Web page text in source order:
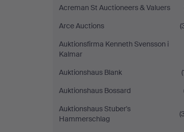
Acreman St Auctioneers & Valuers
Arce Auctions
Auktionsfirma Kenneth Svensson i
Kalmar
Auktionshaus Blank
Auktionshaus Bossard
Auktionshaus Stuber's
Hammerschlag